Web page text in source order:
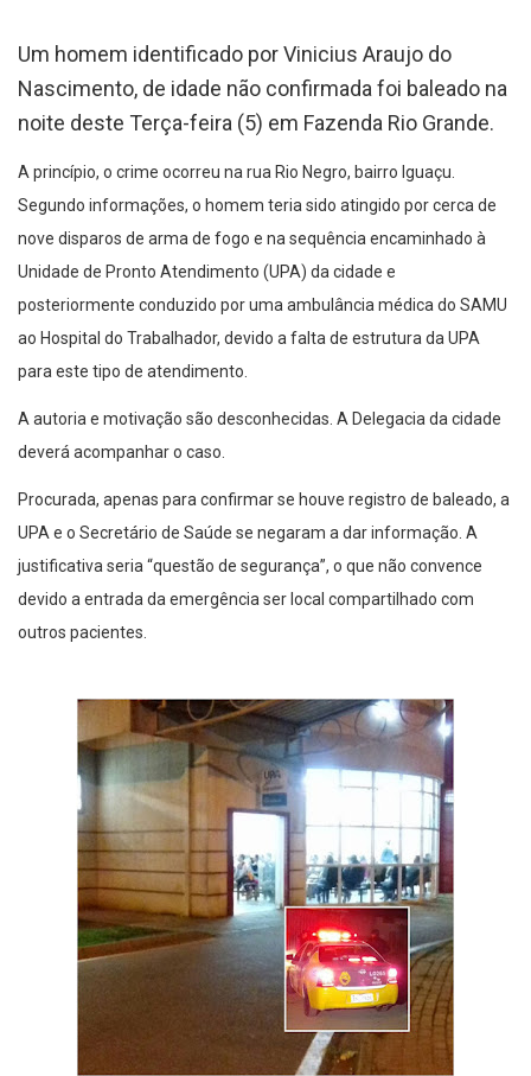
Um homem identificado por Vinicius Araujo do
Nascimento, de idade não confirmada foi baleado na
noite deste Terça-feira (5) em Fazenda Rio Grande.
A princípio, o crime ocorreu na rua Rio Negro, bairro Iguaçu.
Segundo informações, o homem teria sido atingido por cerca de
nove disparos de arma de fogo e na sequência encaminhado à
Unidade de Pronto Atendimento (UPA) da cidade e
posteriormente conduzido por uma ambulância médica do SAMU
ao Hospital do Trabalhador, devido a falta de estrutura da UPA
para este tipo de atendimento.
A autoria e motivação são desconhecidas. A Delegacia da cidade
deverá acompanhar o caso.
Procurada, apenas para confirmar se houve registro de baleado, a
UPA e o Secretário de Saúde se negaram a dar informação. A
justificativa seria “questão de segurança”, o que não convence
devido a entrada da emergência ser local compartilhado com
outros pacientes.